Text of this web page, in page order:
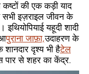
की एक कड़ी याद
सभी इज़राइल जीवन के
यहूदी शादी
पुराना जाफ़ा,उदाहरण के
दृश्य भी हैटेल
पार से शहर का केंद्र.